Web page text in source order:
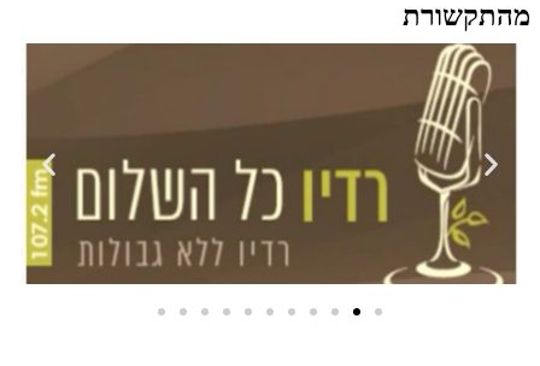
מהתקשורת